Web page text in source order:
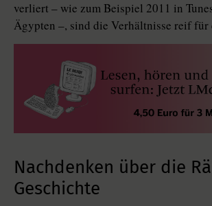
verliert – wie zum Beispiel 2011 in
Ägypten –, sind die Verhältnisse reif für
Nachdenken über die
Geschichte